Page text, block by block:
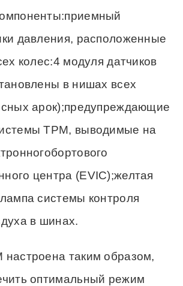
давления, расположенные
колес:4 модуля датчиков
в нишах всех
арок);предупреждающие
ТРМ, выводимые на
центра (EVIC);желтая
системы контроля
в шинах.
таким образом,
оптимальный режим